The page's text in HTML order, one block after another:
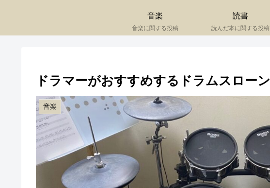
音楽
音楽に関する投稿
読書
読んだ本に関する投稿
ドラマーがおすすめするドラムスローン
音楽